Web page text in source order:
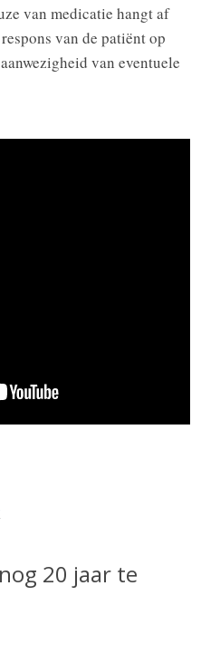
van medicatie hangt af
van de patiënt op
van eventuele
20 jaar te